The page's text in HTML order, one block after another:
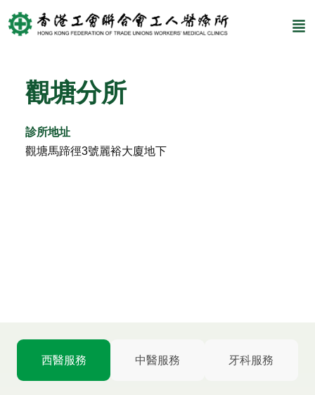
觀塘分所​
診所地址
觀塘馬蹄徑3號麗裕大廈地下
西醫服務 中醫服務 牙科服務